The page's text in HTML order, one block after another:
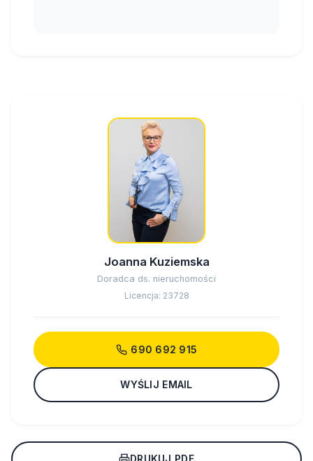
Joanna Kuziemska
Doradca ds. nieruchomości
Licencja: 23728
690 692 915
WYŚLIJ EMAIL